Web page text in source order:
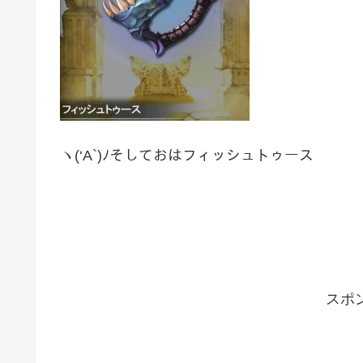
ヽ(‘A`)ﾉそしておはフィッシュトゥース
スポ